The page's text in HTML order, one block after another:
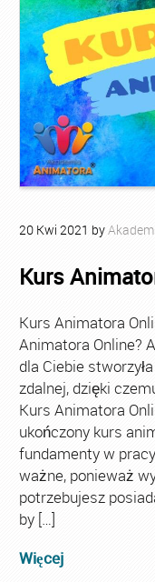
20 Kwi 2021 by
Kurs
Kurs Animatora
Animatora Online?
dla Ciebie
zdalnej, dzięki
Kurs Animatora
ukończony kurs
fundamenty w
ważne, ponieważ
potrzebujesz
by […]
Więcej